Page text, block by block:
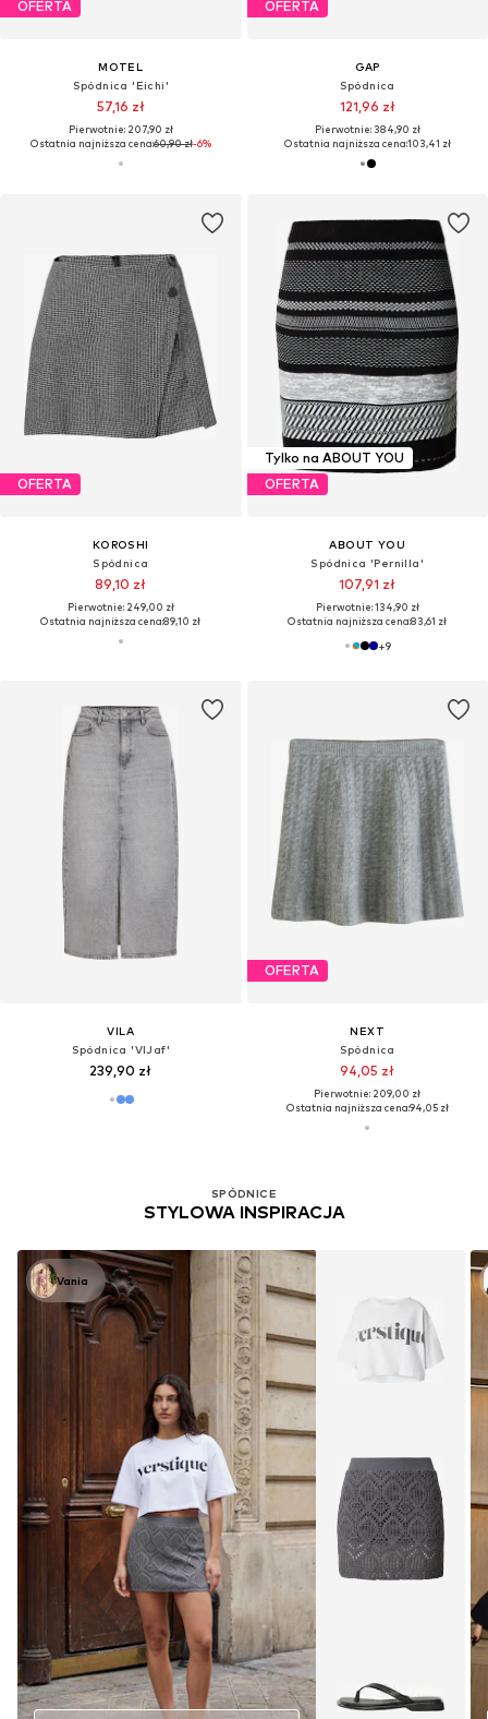
OFERTA
MOTEL
Spódnica 'Eichi'
57,16 zł
Pierwotnie: 207,90 zł
Ostatnia najniższa cena:60,90 zł-6%
OFERTA
GAP
Spódnica
121,96 zł
Pierwotnie: 384,90 zł
Ostatnia najniższa cena:103,41 zł
OFERTA
KOROSHI
Spódnica
89,10 zł
Pierwotnie: 249,00 zł
Ostatnia najniższa cena:89,10 zł
Tylko na ABOUT YOU
OFERTA
ABOUT YOU
Spódnica 'Pernilla'
107,91 zł
Pierwotnie: 134,90 zł
Ostatnia najniższa cena:83,61 zł
+9
VILA
Spódnica 'VIJaf'
239,90 zł
OFERTA
NEXT
Spódnica
94,05 zł
Pierwotnie: 209,00 zł
Ostatnia najniższa cena:94,05 zł
SPÓDNICE
STYLOWA INSPIRACJA
Vania